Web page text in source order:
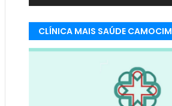
CLÍNICA MAIS SAÚDE CAMOCIM